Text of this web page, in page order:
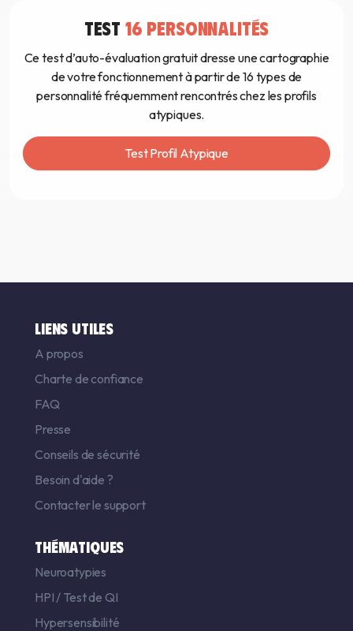
TEST 16 PERSONNALITÉS
Ce test d’auto-évaluation gratuit dresse une cartographie
de votre fonctionnement à partir de 16 types de
personnalité fréquemment rencontrés chez les profils
atypiques.
Test Profil Atypique
LIENS UTILES
A propos
Charte de confiance
FAQ
Presse
Conseils de sécurité
Besoin d'aide ?
Contacter le support
THÉMATIQUES
Neuroatypies
HPI / Test de QI
Hypersensibilité